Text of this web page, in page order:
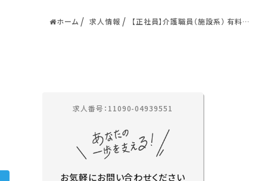
ホーム 求人情報
【正社員】介護職員（施設系） 有料老
求人番号：11090-04939551
お気軽にお問い合わせください